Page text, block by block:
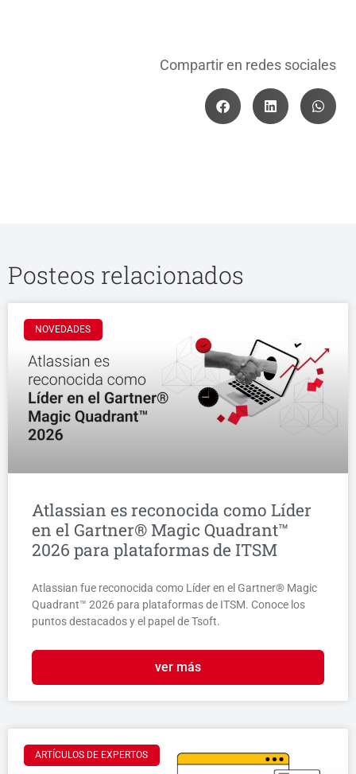
Compartir en redes sociales
Posteos relacionados
NOVEDADES
Atlassian es reconocida como Líder
en el Gartner® Magic Quadrant™
2026 para plataformas de ITSM
Atlassian fue reconocida como Líder en el Gartner® Magic
Quadrant™ 2026 para plataformas de ITSM. Conoce los
puntos destacados y el papel de Tsoft.
ver más
ARTÍCULOS DE EXPERTOS